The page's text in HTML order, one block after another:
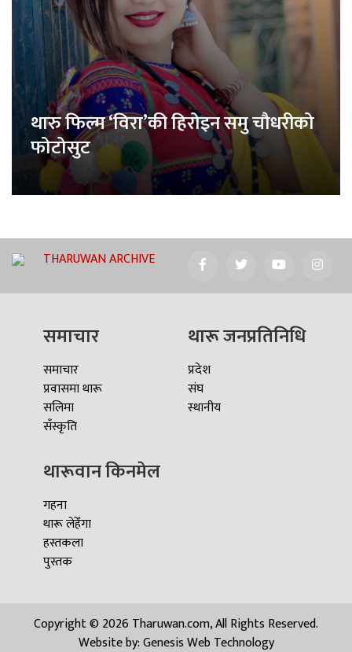
थारु फिल्म ‘विरा’की हिरोइन समु चौधरीको
फोटोसुट
THARUWAN ARCHIVE
समाचार
समाचार
प्रवासमा थारू
सलिमा
सँस्कृति
थारू जनप्रतिनिधि
प्रदेश
संघ
स्थानीय
थारूवान किनमेल
गहना
थारू लेहेँगा
हस्तकला
पुस्तक
Copyright © 2026 Tharuwan.com, All Rights Reserved.
Website by:Genesis Web Technology